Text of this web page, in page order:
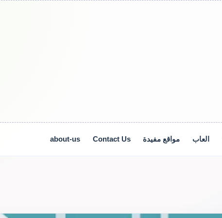
العاب مواقع مفيدة Contact Us
about-us